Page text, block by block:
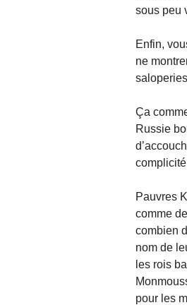
sous peu
Enfin,
ne
Ça
Russie
Pauvres
comme
combien
nom de
les rois
pour les